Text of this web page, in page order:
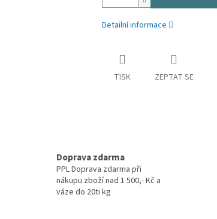
Detailní informace
TISK ZEPTAT SE
Doprava zdarma
PPL Doprava zdarma při
nákupu zboží nad 1 500,- Kč a
váze do 20ti kg